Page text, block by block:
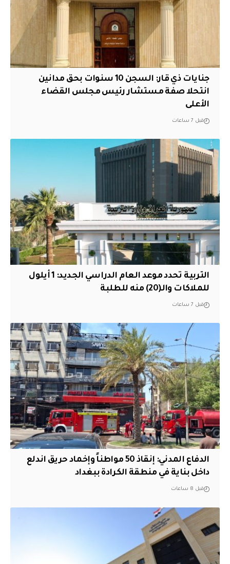
جنايات ذي قار: السجن 10 سنوات بحق مدانين
انتحلا صفة مستشار رئيس مجلس القضاء
الأعلى
قبل 7 ساعات
التربية تحدد موعد العام الدراسي الجديد: 1 أيلول
للملاكات والـ(20) منه للطلبة
قبل 7 ساعات
الدفاع المدني: إنقاذ 50 مواطناً وإخماد حريق اندلع
داخل بناية في منطقة الكرادة ببغداد
قبل 8 ساعات